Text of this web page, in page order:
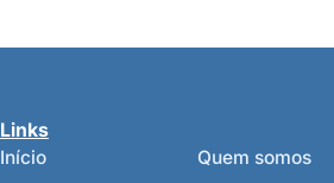
Links
Início
Quem somos